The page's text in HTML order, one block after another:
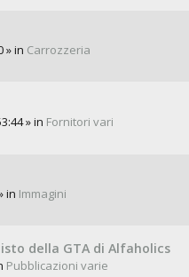
» in Carrozzeria
» in Fornitori vari
in Immagini
della GTA di Alfaholics
Pubblicazioni varie